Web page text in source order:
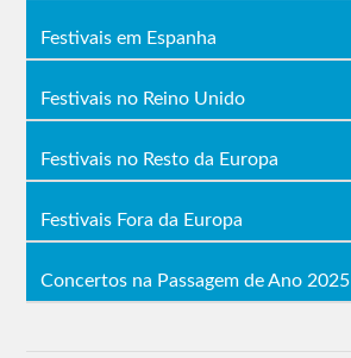
Festivais em Espanha
Festivais no Reino Unido
Festivais no Resto da Europa
Festivais Fora da Europa
Concertos na Passagem de Ano 2025